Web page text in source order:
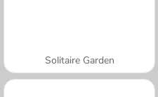
Solitaire Garden